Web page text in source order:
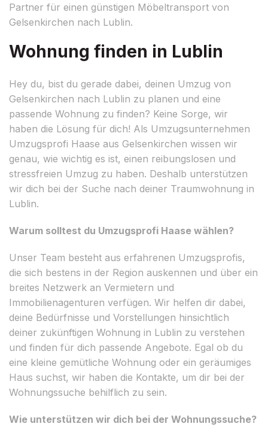
Partner für einen günstigen Möbeltransport von
Gelsenkirchen nach Lublin.
Wohnung finden in Lublin
Hey du, bist du gerade dabei, deinen Umzug von
Gelsenkirchen nach Lublin zu planen und eine
passende Wohnung zu finden? Keine Sorge, wir
haben die Lösung für dich! Als Umzugsunternehmen
Umzugsprofi Haase aus Gelsenkirchen wissen wir
genau, wie wichtig es ist, einen reibungslosen und
stressfreien Umzug zu haben. Deshalb unterstützen
wir dich bei der Suche nach deiner Traumwohnung in
Lublin.
Warum solltest du Umzugsprofi Haase wählen?
Unser Team besteht aus erfahrenen Umzugsprofis,
die sich bestens in der Region auskennen und über ein
breites Netzwerk an Vermietern und
Immobilienagenturen verfügen. Wir helfen dir dabei,
deine Bedürfnisse und Vorstellungen hinsichtlich
deiner zukünftigen Wohnung in Lublin zu verstehen
und finden für dich passende Angebote. Egal ob du
eine kleine gemütliche Wohnung oder ein geräumiges
Haus suchst, wir haben die Kontakte, um dir bei der
Wohnungssuche behilflich zu sein.
Wie unterstützen wir dich bei der Wohnungssuche?